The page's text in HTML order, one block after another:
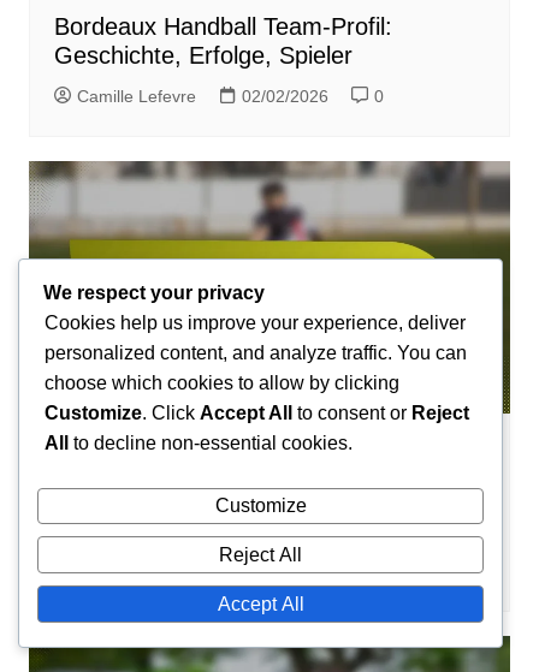
Bordeaux Handball Team-Profil:
Geschichte, Erfolge, Spieler
Camille Lefevre 02/02/2026 0
Teamprofile im Handball
Saint-Etienne Handball Team-Profil:
Geschichte, Erfolge, Spieler
Camille Lefevre 30/01/2026 0
We respect your privacy
Cookies help us improve your experience, deliver
personalized content, and analyze traffic. You can
choose which cookies to allow by clicking
Customize. Click Accept All to consent or Reject
All
to decline non-essential cookies.
Customize
Reject All
Accept All